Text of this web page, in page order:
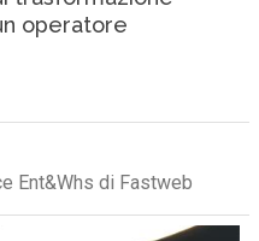
operatore
Ent&Whs di Fastweb